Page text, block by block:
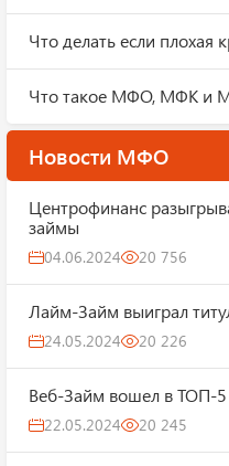
Что делать если плохая
Что такое МФО, МФК и
Новости МФО
Центрофинанс
займы
04.06.2024 20 756
Лайм-Займ выиграл
24.05.2024 20 226
Веб-Займ вошел в
22.05.2024 20 245